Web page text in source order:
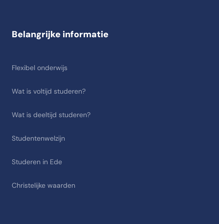
Belangrijke informatie
Flexibel onderwijs
Wat is voltijd studeren?
Wat is deeltijd studeren?
Studentenwelzijn
Studeren in Ede
Christelijke waarden